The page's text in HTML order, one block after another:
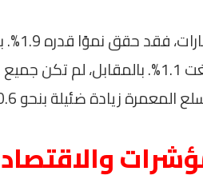
وعن
زيادة طفيفة بلغت 1.1%.
زيادة ضئيلة بنحو 0.6%.